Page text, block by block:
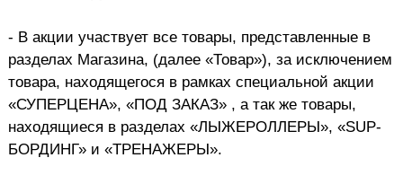
- В акции участвует все товары, представленные в
разделах Магазина, (далее «Товар»), за исключением
товара, находящегося в рамках специальной акции
«СУПЕРЦЕНА», «ПОД ЗАКАЗ» , а так же товары,
находящиеся в разделах «ЛЫЖЕРОЛЛЕРЫ», «SUP-
БОРДИНГ» и «ТРЕНАЖЕРЫ».